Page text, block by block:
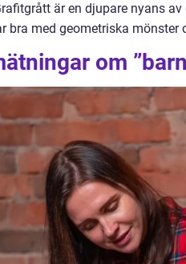
är en djupare nyans
bra med geometriska mönster
om